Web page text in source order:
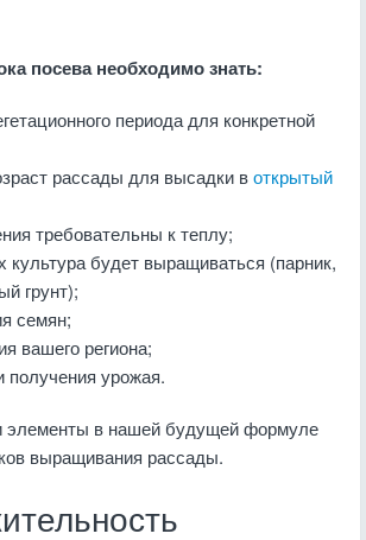
посева необходимо знать:
периода для конкретной
рассады для высадки воткрытый
требовательны к теплу;
культура будет выращиваться (парник,
грунт);
семян;
вашего региона;
урожая.
элементы в нашей будущей формуле
выращивания рассады.